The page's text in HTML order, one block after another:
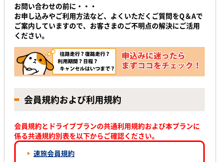
お問い合わせの前に・・・
お申し込みやご利用方法など、よくいただくご質問をQ＆Aで
ご案内していますので、お客さまのご不明点の解決にご活用
ください。
会員規約および利用規約
会員規約とドライブプランの共通利用規約および本プランに
係る共通規約別表を以下からご確認ください。
速旅会員規約